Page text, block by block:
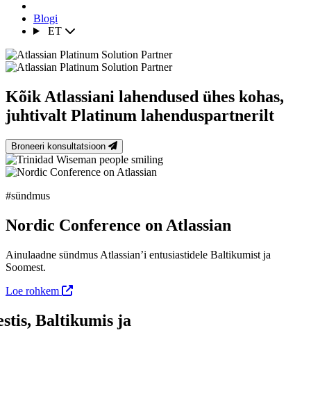
Blogi
ET
Kõik Atlassiani lahendused ühes kohas,
juhtivalt Platinum lahenduspartnerilt
Broneeri konsultatsioon
#sündmus
Nordic Conference on Atlassian
Ainulaadne sündmus Atlassian’i entusiastidele Baltikumist ja
Soomest.
Loe rohkem
Baltikumis ja